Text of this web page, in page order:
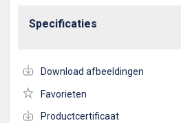
Specificaties
Download afbeeldingen
Favorieten
Productcertificaat